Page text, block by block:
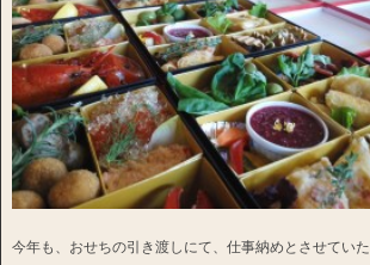
今年も、おせちの引き渡しにて、仕事納めとさせてい